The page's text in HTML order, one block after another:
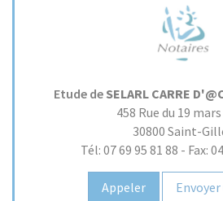
Etude de SELARL CARRE
458 Rue du 19
30800 Saint-
Tél: 07 69 95 81 88 - Fax:
Appeler